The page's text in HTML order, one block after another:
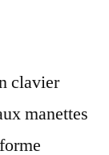
clavier
manettes